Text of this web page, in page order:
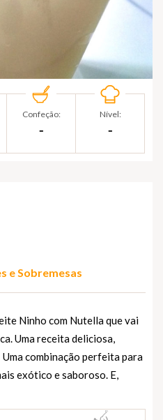
Confeção:
‐
Nível:
‐
e Sobremesas
Ninho com Nutella que vai
Uma receita deliciosa,
combinação perfeita para
exótico e saboroso. E,